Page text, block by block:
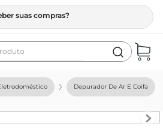
suas compras?
Depurador De Ar E Coifa